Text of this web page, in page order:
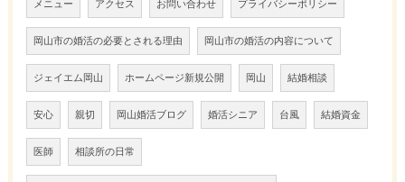
メニュー アクセス お問い合わせ プライバシーポリシー
岡山市の婚活の必要とされる理由 岡山市の婚活の内容について
ジェイエム岡山 ホームページ新規公開 岡山 結婚相談
安心 親切 岡山婚活ブログ 婚活シニア 台風 結婚資金
医師 相談所の日常